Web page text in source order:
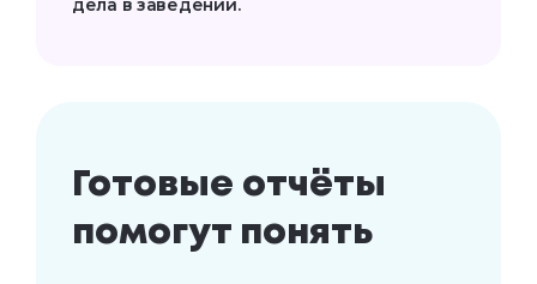
дела в заведении.
Готовые отчёты
помогут понять